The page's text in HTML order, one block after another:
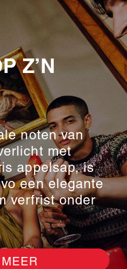
Z’N
noten van
met
appelsap, is
een elegante
verfrist onder